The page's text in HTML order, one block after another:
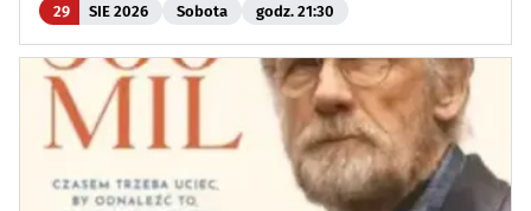
29 SIE 2026 Sobota godz. 21:30